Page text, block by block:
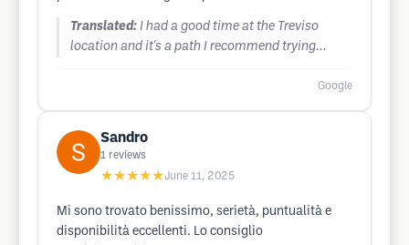
Translated: I had a good time at the Treviso
location and it's a path I recommend trying...
Google
Sandro
1 reviews
★★★★★June 11, 2025
Mi sono trovato benissimo, serietà, puntualità e
disponibilità eccellenti. Lo consiglio